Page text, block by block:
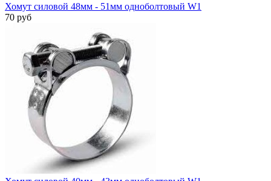
Хомут силовой 48мм - 51мм одноболтовый W1
70 руб